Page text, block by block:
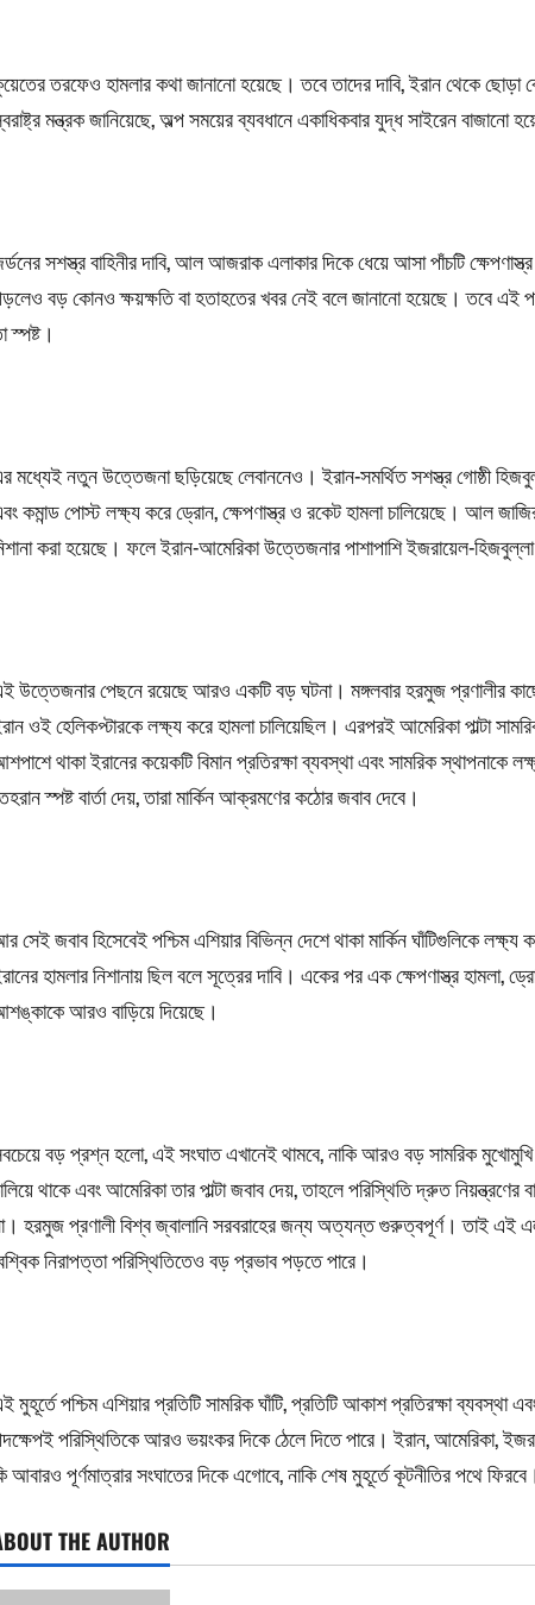
তরফেও হামলার কথা জানানো হয়েছে। তবে তাদের দাবি, ইরান থেকে
মন্ত্রক জানিয়েছে, অল্প সময়ের ব্যবধানে একাধিকবার যুদ্ধ সাইরেন
সশস্ত্র বাহিনীর দাবি, আল আজরাক এলাকার দিকে ধেয়ে আসা পাঁচটি
বড় কোনও ক্ষয়ক্ষতি বা হতাহতের খবর নেই বলে জানানো হয়েছে। তবে এই
স্পষ্ট।
মধ্যেই নতুন উত্তেজনা ছড়িয়েছে লেবাননেও। ইরান-সমর্থিত সশস্ত্র গোষ্ঠী
কমান্ড পোস্ট লক্ষ্য করে ড্রোন, ক্ষেপণাস্ত্র ও রকেট হামলা চালিয়েছে। আল
করা হয়েছে। ফলে ইরান-আমেরিকা উত্তেজনার পাশাপাশি ইজরায়েল-
উত্তেজনার পেছনে রয়েছে আরও একটি বড় ঘটনা। মঙ্গলবার হরমুজ প্রণালীর কাছে
ওই হেলিকপ্টারকে লক্ষ্য করে হামলা চালিয়েছিল। এরপরই আমেরিকা পাল্টা
থাকা ইরানের কয়েকটি বিমান প্রতিরক্ষা ব্যবস্থা এবং সামরিক
স্পষ্ট বার্তা দেয়, তারা মার্কিন আক্রমণের কঠোর জবাব দেবে।
সেই জবাব হিসেবেই পশ্চিম এশিয়ার বিভিন্ন দেশে থাকা মার্কিন ঘাঁটিগুলিকে
হামলার নিশানায় ছিল বলে সূত্রের দাবি। একের পর এক ক্ষেপণাস্ত্র
আরও বাড়িয়ে দিয়েছে।
বড় প্রশ্ন হলো, এই সংঘাত এখানেই থামবে, নাকি আরও বড় সামরিক মুখোমুখি
থাকে এবং আমেরিকা তার পাল্টা জবাব দেয়, তাহলে পরিস্থিতি দ্রুত
হরমুজ প্রণালী বিশ্ব জ্বালানি সরবরাহের জন্য অত্যন্ত গুরুত্বপূর্ণ। তাই এই
নিরাপত্তা পরিস্থিতিতেও বড় প্রভাব পড়তে পারে।
মুহূর্তে পশ্চিম এশিয়ার প্রতিটি সামরিক ঘাঁটি, প্রতিটি আকাশ প্রতিরক্ষা ব্যবস্থা
পরিস্থিতিকে আরও ভয়ংকর দিকে ঠেলে দিতে পারে। ইরান, আমেরিকা,
আবারও পূর্ণমাত্রার সংঘাতের দিকে এগোবে, নাকি শেষ মুহূর্তে কূটনীতির পথে ফিরবে।
THE AUTHOR